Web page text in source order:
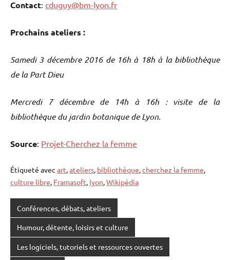
Contact: cduguy@bm-lyon.fr
Prochains ateliers :
Samedi 3 décembre 2016 de 16h à 18h à la bibliothèque
de la Part Dieu
Mercredi 7 décembre de 14h à 16h : visite de la
bibliothèque du jardin botanique de Lyon.
Source: Projet-Cherchez la femme
Étiqueté avec art,ateliers, bibliothèque,cherchez la femme,
culture libre, Framasoft, lyon,Wikipédia
Conférences, débats, ateliers
Humour, détente, loisirs et culture
Les logiciels, tutoriels et ressources ouvertes